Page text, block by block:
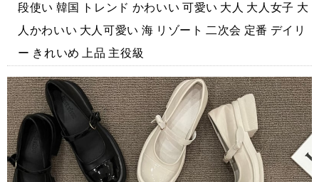
段使い 韓国 トレンド かわいい 可愛い 大人 大人女子 大
人かわいい 大人可愛い 海 リゾート 二次会 定番 デイリ
ー きれいめ 上品 主役級